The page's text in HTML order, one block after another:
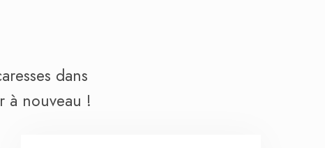
dans
à nouveau !